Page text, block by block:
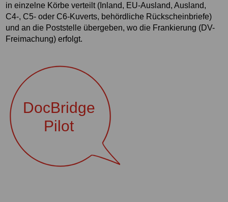
in einzelne Körbe verteilt (Inland, EU-Ausland, Ausland,
C4-, C5- oder C6-Kuverts, behördliche Rückscheinbriefe)
und an die Poststelle übergeben, wo die Frankierung (DV-
Freimachung) erfolgt.
DocBridge
Pilot